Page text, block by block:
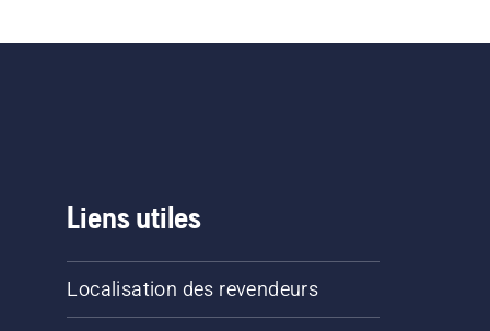
Liens utiles
Localisation des revendeurs